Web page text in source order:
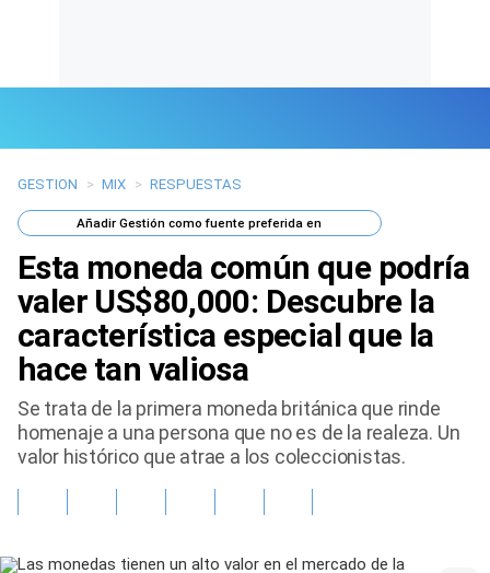
Últimas Noticias
Mi Bolsillo
Respuestas
Gente
Tendencias Mix
Sports
GESTION > MIX > RESPUESTAS
AñadirGestión como fuente preferida en
Esta moneda común que podría
valer US$80,000: Descubre la
característica especial que la
hace tan valiosa
Se trata de la primera moneda británica que rinde
homenaje a una persona que no es de la realeza. Un
valor histórico que atrae a los coleccionistas.